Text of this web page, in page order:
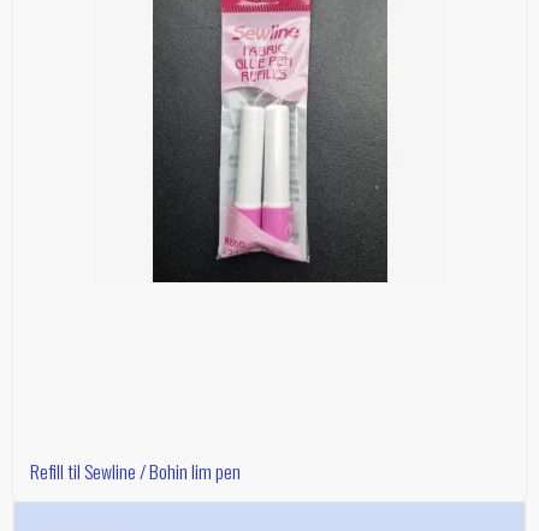
Refill til Sewline / Bohin lim pen